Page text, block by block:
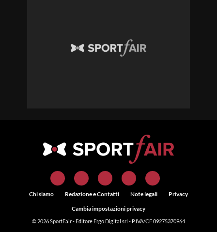
Chi siamo Redazione e Contatti Note legali
Privacy
Cambia impostazioni privacy
© 2026SportFair- Editore Ergo Digital srl - P.IVA/CF 09275370964